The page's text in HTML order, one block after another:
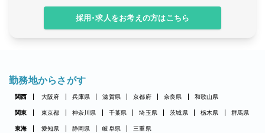
採用・求人をお考えの方はこちら
勤務地からさがす
関西 大阪府 兵庫県 滋賀県 京都府 奈良県 和歌山県
関東 東京都 神奈川県 千葉県 埼玉県 茨城県 栃木県 群馬県
東海 愛知県 静岡県 岐阜県 三重県